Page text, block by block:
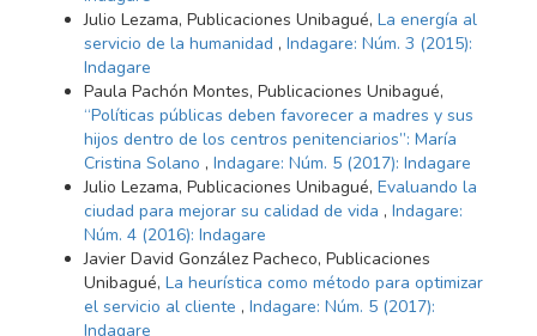
Julio Lezama, Publicaciones Unibagué, La energía al
servicio de la humanidad , Indagare: Núm. 3 (2015):
Indagare
Paula Pachón Montes, Publicaciones Unibagué,
“Políticas públicas deben favorecer a madres y sus
hijos dentro de los centros penitenciarios”: María
Cristina Solano , Indagare: Núm. 5 (2017): Indagare
Julio Lezama, Publicaciones Unibagué, Evaluando la
ciudad para mejorar su calidad de vida , Indagare:
Núm. 4 (2016): Indagare
Javier David González Pacheco, Publicaciones
Unibagué, La heurística como método para optimizar
el servicio al cliente , Indagare: Núm. 5 (2017):
Indagare